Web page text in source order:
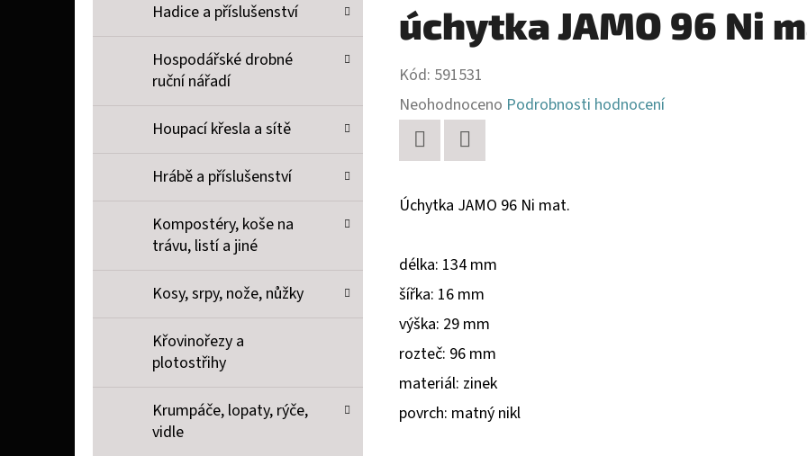
Hadice a příslušenství
Hospodářské drobné
ruční nářadí
Houpací křesla a sítě
Hrábě a příslušenství
Kompostéry, koše na
trávu, listí a jiné
Kosy, srpy, nože, nůžky
Křovinořezy a
plotostřihy
Krumpáče, lopaty, rýče,
vidle
úchytka JAMO 96 Ni
Kód: 591531
Průměrné
hodnocení
produktu
je
5
hvězdiček.
Neohodnoceno Podrobnosti hodnocení
Úchytka JAMO 96 Ni mat.
délka: 134 mm
šířka: 16 mm
výška: 29 mm
rozteč: 96 mm
materiál: zinek
povrch: matný nikl